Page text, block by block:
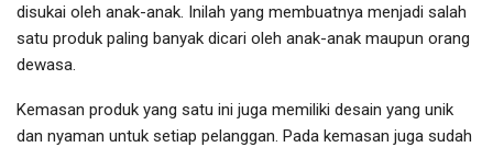
disukai oleh anak-anak. Inilah yang membuatnya menjadi salah
satu produk paling banyak dicari oleh anak-anak maupun orang
dewasa.
Kemasan produk yang satu ini juga memiliki desain yang unik
dan nyaman untuk setiap pelanggan. Pada kemasan juga sudah